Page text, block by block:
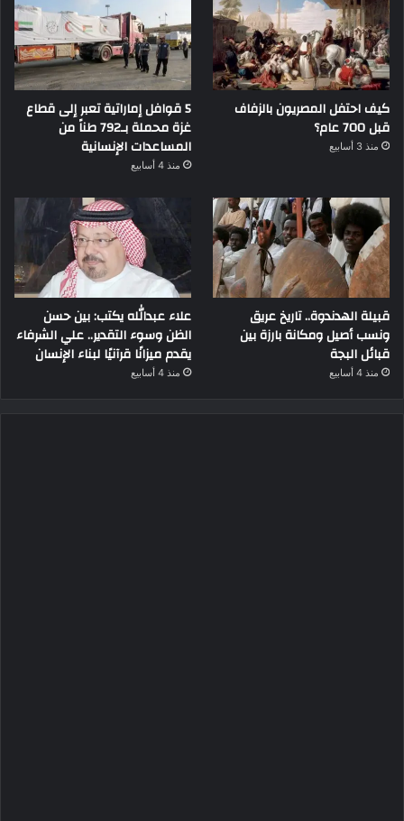
كيف احتفل المصريون بالزفاف
قبل 700 عام؟
منذ 3 أسابيع
5 قوافل إماراتية تعبر إلى قطاع
غزة محملة بـ792 طناً من
المساعدات الإنسانية
منذ 4 أسابيع
قبيلة الهدندوة.. تاريخ عريق
ونسب أصيل ومكانة بارزة بين
قبائل البجة
منذ 4 أسابيع
علاء عبدالله يكتب: بين حسن
الظن وسوء التقدير.. علي الشرفاء
يقدم ميزانًا قرآنيًا لبناء الإنسان
منذ 4 أسابيع